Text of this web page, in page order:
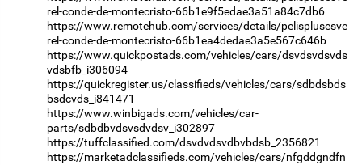
rel-conde-de-montecristo-66b1e9f5edae3a51a84c7db6
https://www.remotehub.com/services/details/pelisplusesve
rel-conde-de-montecristo-66b1ea4dedae3a5e567c646b
https://www.quickpostads.com/vehicles/cars/dsvdsvdsvds
vdsbfb_i306094
https://quickregister.us/classifieds/vehicles/cars/sdbdsbds
bsdcvds_i841471
https://www.winbigads.com/vehicles/car-
parts/sdbdbvdsvsdvdsv_i302897
https://tuffclassified.com/dsvdvdsvdbvbdsb_2356821
https://marketadclassifieds.com/vehicles/cars/nfgddgndfn